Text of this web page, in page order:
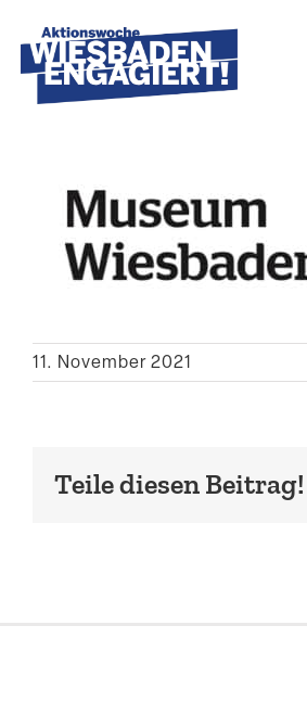
to
content
11. November 2021
Teile diesen Beitrag!